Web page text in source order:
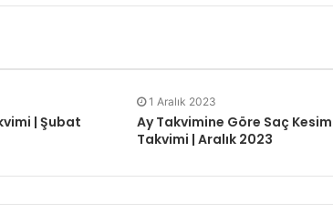
| Şubat
1 Aralık 2023
Ay Takvimine Göre Saç Kesim
Takvimi | Aralık 2023